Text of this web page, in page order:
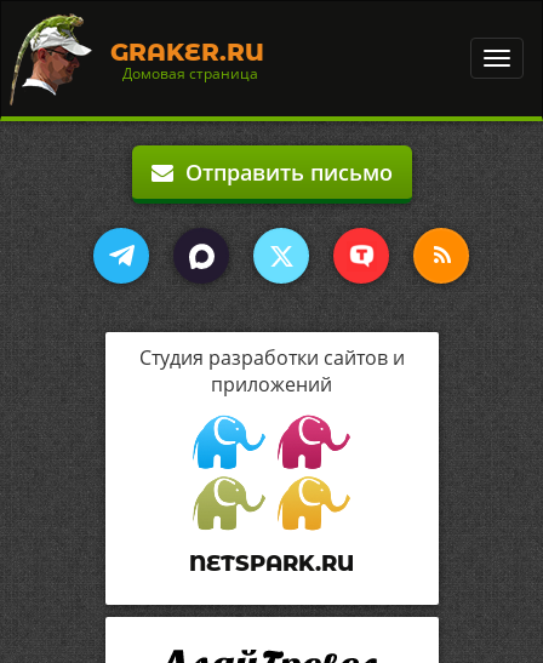
GRAKER.RU
Домовая страница
Отправить письмо
Студия разработки сайтов и
приложений
NETSPARK.RU